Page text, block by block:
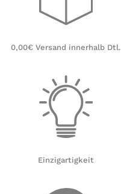
0,00€ Versand innerhalb Dtl.
Einzigartigkeit